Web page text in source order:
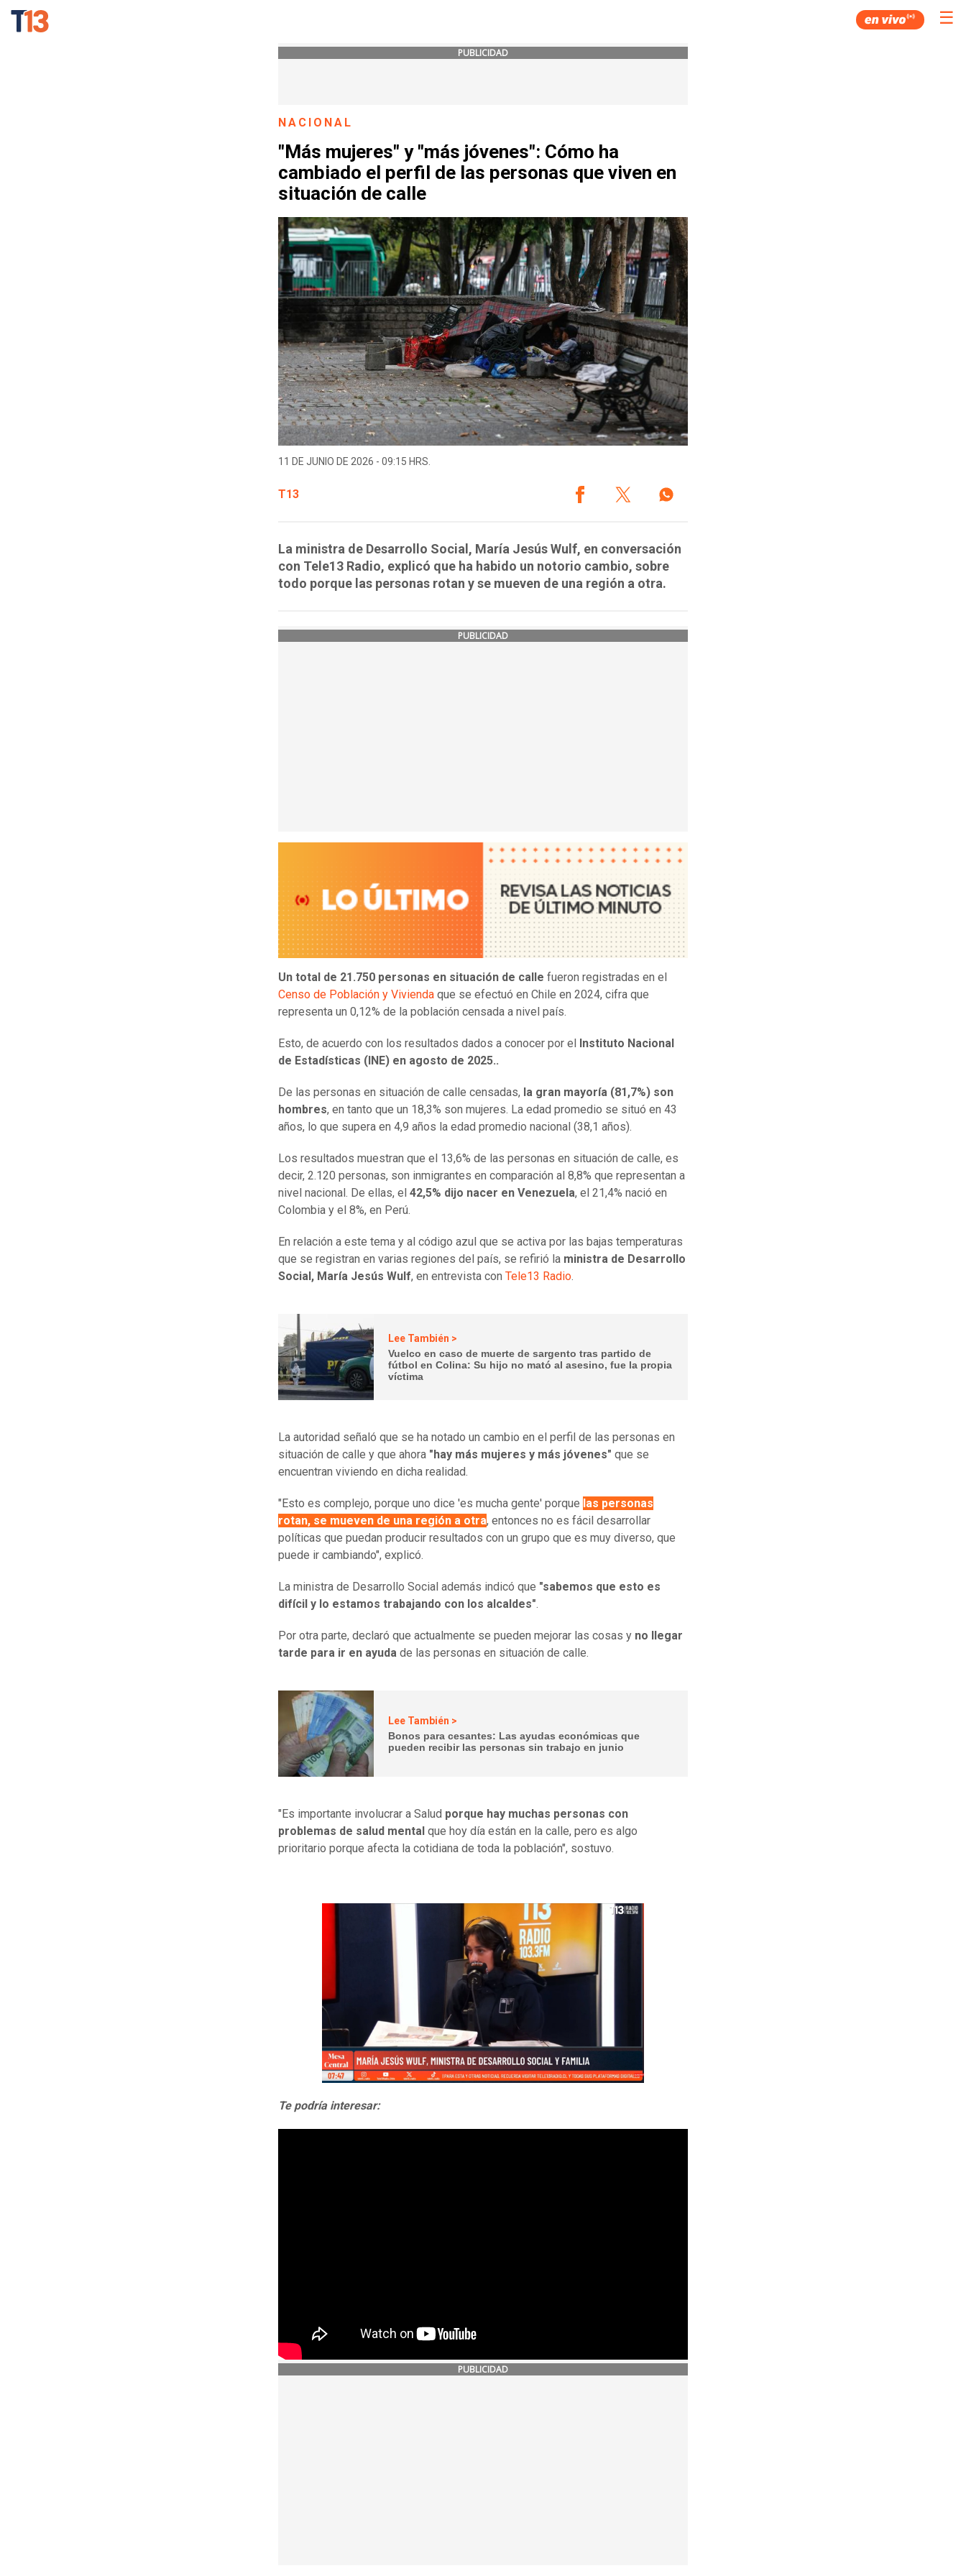
☰
PUBLICIDAD
NACIONAL
"Más mujeres" y "más jóvenes": Cómo ha
cambiado el perfil de las personas que viven en
situación de calle
11 DE JUNIO DE 2026 - 09:15 HRS.
T13
La ministra de Desarrollo Social, María Jesús Wulf, en conversación
con Tele13 Radio, explicó que ha habido un notorio cambio, sobre
todo porque las personas rotan y se mueven de una región a otra.
PUBLICIDAD
Un total de 21.750 personas en situación de calle fueron registradas en el
Censo de Población y Vivienda que se efectuó en Chile en 2024, cifra que
representa un 0,12% de la población censada a nivel país.
Esto, de acuerdo con los resultados dados a conocer por el
Instituto Nacional
de Estadísticas (INE) en agosto de 2025..
De las personas en situación de calle censadas, la gran mayoría (81,7%) son
hombres, en tanto que un 18,3% son mujeres. La edad promedio se situó en 43
años, lo que supera en 4,9 años la edad promedio nacional (38,1 años).
Los resultados muestran que el 13,6% de las personas en situación de calle, es
decir, 2.120 personas, son inmigrantes en comparación al 8,8% que representan a
nivel nacional. De ellas, el 42,5% dijo nacer en Venezuela, el 21,4% nació en
Colombia y el 8%, en Perú.
En relación a este tema y al código azul que se activa por las bajas temperaturas
que se registran en varias regiones del país, se refirió la ministra de Desarrollo
Social, María Jesús Wulf, en entrevista con Tele13 Radio.
Lee También >
Vuelco en caso de muerte de sargento tras partido de
fútbol en Colina: Su hijo no mató al asesino, fue la propia
víctima
La autoridad señaló que se ha notado un cambio en el perfil de las personas en
situación de calle y que ahora "hay más mujeres y más jóvenes" que se
encuentran viviendo en dicha realidad.
"Esto es complejo, porque uno dice 'es mucha gente' porque las personas
rotan, se mueven de una región a otra, entonces no es fácil desarrollar
políticas que puedan producir resultados con un grupo que es muy diverso, que
puede ir cambiando", explicó.
La ministra de Desarrollo Social además indicó que "sabemos que esto es
difícil y lo estamos trabajando con los alcaldes".
Por otra parte, declaró que actualmente se pueden mejorar las cosas y no llegar
tarde para ir en ayuda de las personas en situación de calle.
Lee También >
Bonos para cesantes: Las ayudas económicas que
pueden recibir las personas sin trabajo en junio
"Es importante involucrar a Salud porque hay muchas personas con
problemas de salud mental que hoy día están en la calle, pero es algo
prioritario porque afecta la cotidiana de toda la población", sostuvo.
Te podría interesar:
PUBLICIDAD